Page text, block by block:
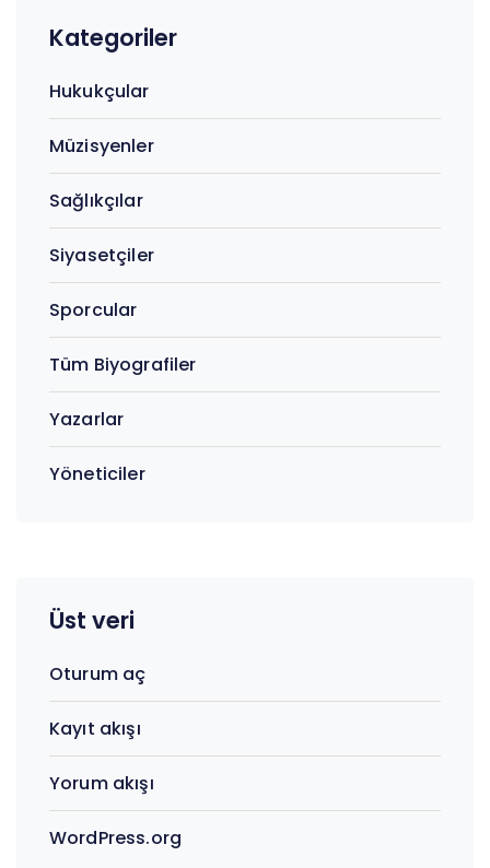
Kategoriler
Hukukçular
Müzisyenler
Sağlıkçılar
Siyasetçiler
Sporcular
Tüm Biyografiler
Yazarlar
Yöneticiler
Üst veri
Oturum aç
Kayıt akışı
Yorum akışı
WordPress.org